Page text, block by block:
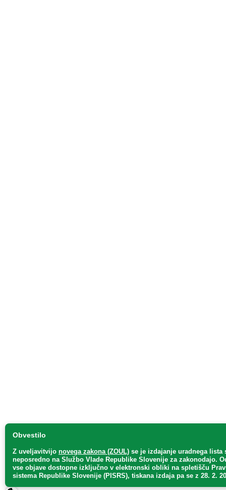
Obvestilo
Z uveljavitvijo novega zakona (ZOUL) se je izdajanje uradnega lista
neposredno na Službo Vlade Republike Slovenije za zakonodajo.
vse objave dostopne izključno v elektronski obliki na spletišču
sistema Republike Slovenije (PISRS), tiskana izdaja pa se z 28. 2.